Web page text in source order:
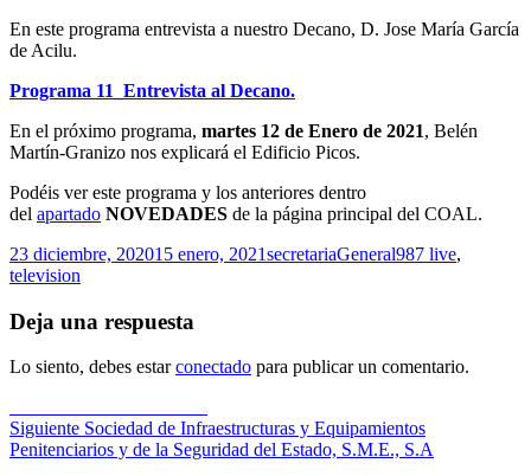
En este programa entrevista a nuestro Decano, D. Jose María García
de Acilu.
Programa 11_Entrevista al Decano.
En el próximo programa, martes 12 de Enero de 2021, Belén
Martín-Granizo nos explicará el Edificio Picos.
Podéis ver este programa y los anteriores dentro
del apartado NOVEDADES de la página principal del COAL.
Publicado
el
23 diciembre, 202015 enero, 2021Autor
secretariaCategorías
GeneralEtiquetas
987 live,
television
Deja una respuesta
Lo siento, debes estarconectado para publicar un comentario.
Navegación
de
anterior:
Siguiente Entrada
siguiente:
Sociedad de Infraestructuras y Equipamientos
Penitenciarios y de la Seguridad del Estado, S.M.E., S.A